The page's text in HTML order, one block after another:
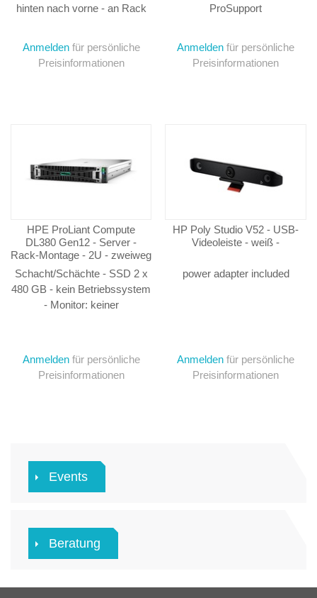
hinten nach vorne - an Rack
Anmeldenfür persönliche
Preisinformationen
40.646 cm (16")
ProSupport
Anmelden für persönliche
Preisinformationen
HPE ProLiant Compute
DL380 Gen12 - Server -
Rack-Montage - 2U - zweiweg
- 1 x Xeon 6505P / 2.2 GHz -
RAM 64 GB - Hot-Swap 6.4
cm (2.5")
Schacht/Schächte - SSD 2 x
480 GB - kein Betriebssystem
- Monitor: keiner
Anmeldenfür persönliche
Preisinformationen
HP Poly Studio V52 - USB-
Videoleiste - weiß -
power adapter included
Anmelden für persönliche
Preisinformationen
Events
Beratung